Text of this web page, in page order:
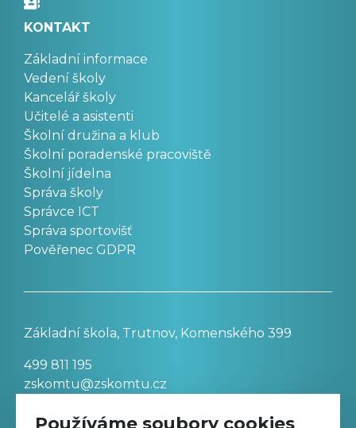
KONTAKT
Základní informace
Vedení školy
Kancelář školy
Učitelé a asistenti
Školní družina a klub
Školní poradenské pracoviště
Školní jídelna
Správa školy
Správce ICT
Správa sportovišť
Pověřenec GDPR
Základní škola, Trutnov, Komenského 399
499 811 195
zskomtu@zskomtu.cz
Používáme soubory cookies